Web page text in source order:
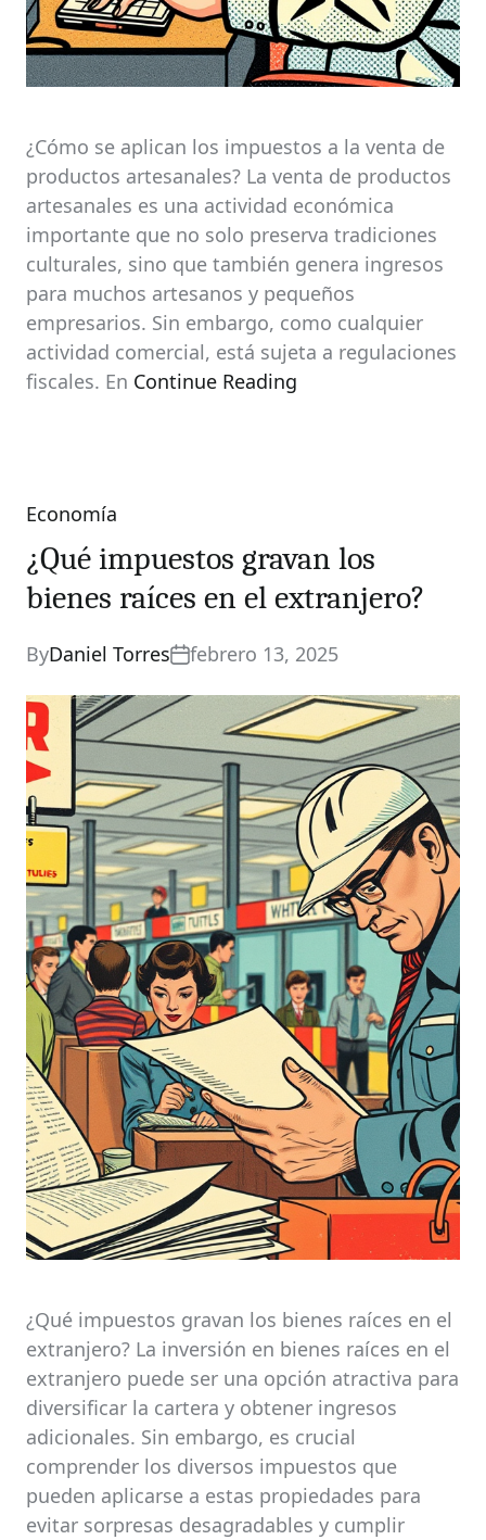
¿Cómo se aplican los impuestos a la venta de
productos artesanales? La venta de productos
artesanales es una actividad económica
importante que no solo preserva tradiciones
culturales, sino que también genera ingresos
para muchos artesanos y pequeños
empresarios. Sin embargo, como cualquier
actividad comercial, está sujeta a regulaciones
fiscales. En Continue Reading
Categories
Economía
¿Qué impuestos gravan los
bienes raíces en el extranjero?
ByDaniel Torres febrero 13, 2025
¿Qué impuestos gravan los bienes raíces en el
extranjero? La inversión en bienes raíces en el
extranjero puede ser una opción atractiva para
diversificar la cartera y obtener ingresos
adicionales. Sin embargo, es crucial
comprender los diversos impuestos que
pueden aplicarse a estas propiedades para
evitar sorpresas desagradables y cumplir